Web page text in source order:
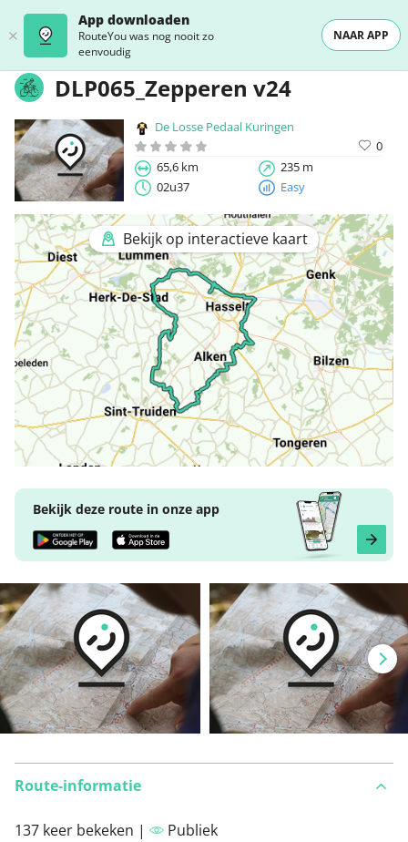
App downloaden
RouteYou was nog nooit zo
eenvoudig
NAAR APP
DLP065_Zepperen v24
De Losse Pedaal Kuringen
0
65,6 km
235 m
02u37
Easy
Bekijk op interactieve kaart
Bekijk deze route in onze app
Route-informatie
137 keer bekeken | Publiek